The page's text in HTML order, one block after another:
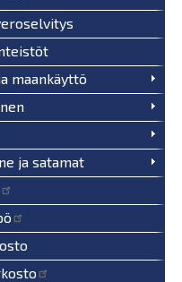
maankäyttö
ja satamat